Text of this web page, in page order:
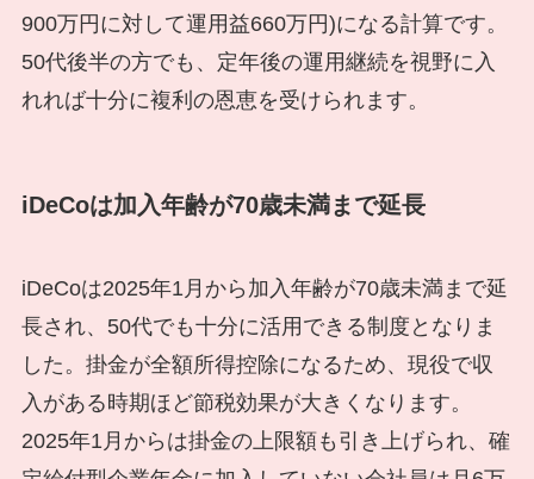
900万円に対して運用益660万円)になる計算です。
50代後半の方でも、定年後の運用継続を視野に入
れれば十分に複利の恩恵を受けられます。
iDeCoは加入年齢が70歳未満まで延長
iDeCoは2025年1月から加入年齢が70歳未満まで延
長され、50代でも十分に活用できる制度となりま
した。掛金が全額所得控除になるため、現役で収
入がある時期ほど節税効果が大きくなります。
2025年1月からは掛金の上限額も引き上げられ、確